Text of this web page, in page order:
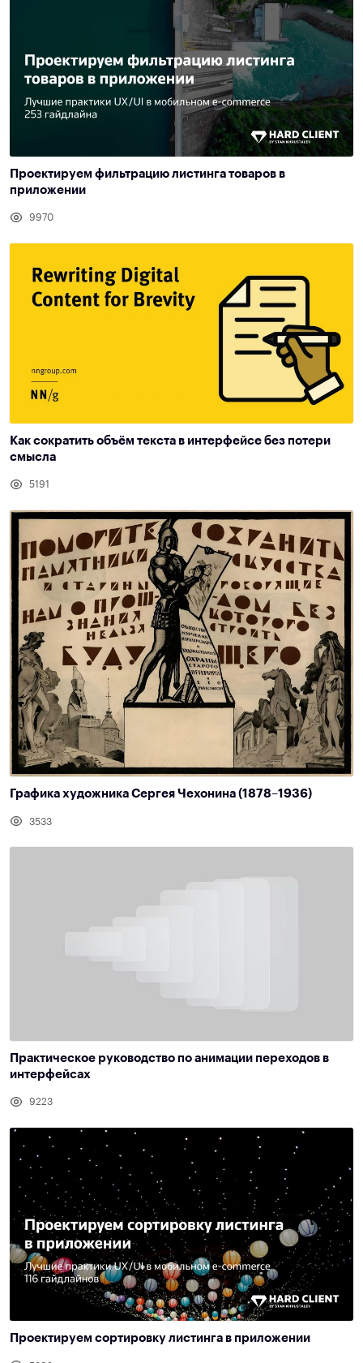
Проектируем фильтрацию листинга товаров в
приложении
9970
Как сократить объём текста в интерфейсе без потери
смысла
5191
Графика художника Сергея Чехонина (1878–1936)
3533
Практическое руководство по анимации переходов в
интерфейсах
9223
Проектируем сортировку листинга в приложении